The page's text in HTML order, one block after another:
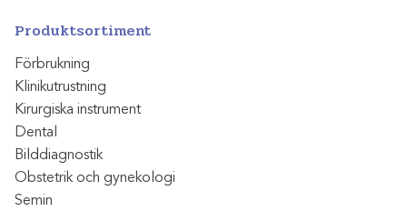
Produktsortiment
Förbrukning
Klinikutrustning
Kirurgiska instrument
Dental
Bilddiagnostik
Obstetrik och gynekologi
Semin